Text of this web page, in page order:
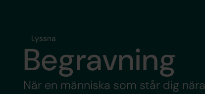
Lyssna
Begravning
När en människa som står dig